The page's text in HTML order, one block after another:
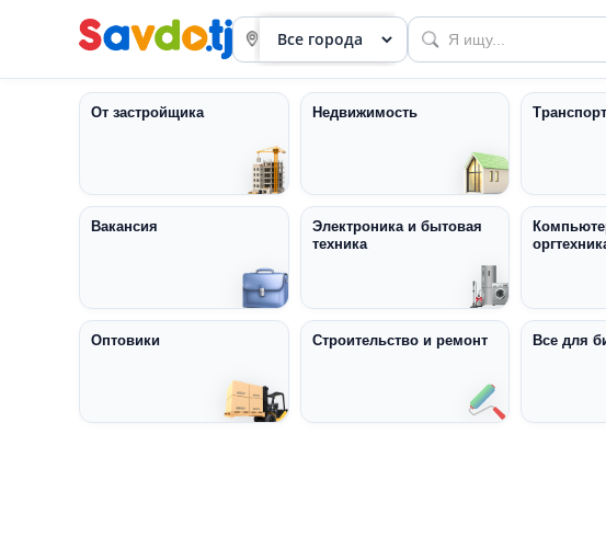
приборов
Профиль
От застройщика Недвижимость Транспорт
Вакансия
Электроника и бытовая
техника
Оптовики Строительство и ремонт Все для